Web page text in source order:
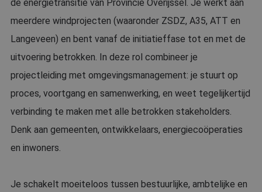
de energietransitie van Provincie Overijssel. Je werkt aan
meerdere windprojecten (waaronder ZSDZ, A35, ATT en
Langeveen) en bent vanaf de initiatieffase tot en met de
uitvoering betrokken. In deze rol combineer je
projectleiding met omgevingsmanagement: je stuurt op
proces, voortgang en samenwerking, en weet tegelijkertijd
verbinding te maken met alle betrokken stakeholders.
Denk aan gemeenten, ontwikkelaars, energiecoöperaties
en inwoners.
Je schakelt moeiteloos tussen bestuurlijke, ambtelijke en